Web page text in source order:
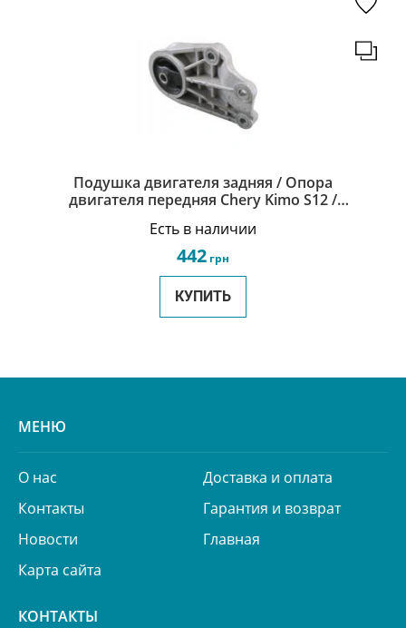
Подушка двигателя задняя / Опора
двигателя передняя Chery Kimo S12 /
Есть в наличии
442 грн
КУПИТЬ
МЕНЮ
О нас
Доставка и оплата
Контакты
Гарантия и возврат
Новости
Главная
Карта сайта
КОНТАКТЫ